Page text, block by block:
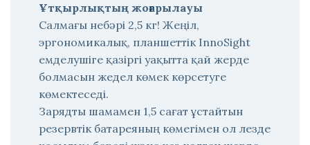
Ұтқырлықтың жоғарылауы
Салмағы небәрі 2,5 кг! Жеңіл,
эргономикалық, планшеттік InnoSight
емделушіге қазіргі уақытта қай жерде
болмасын жедел көмек көрсетуге
көмектеседі.
Зарядты шамамен 1,5 сағат ұстайтын
резервтік батареяның көмегімен ол лезде